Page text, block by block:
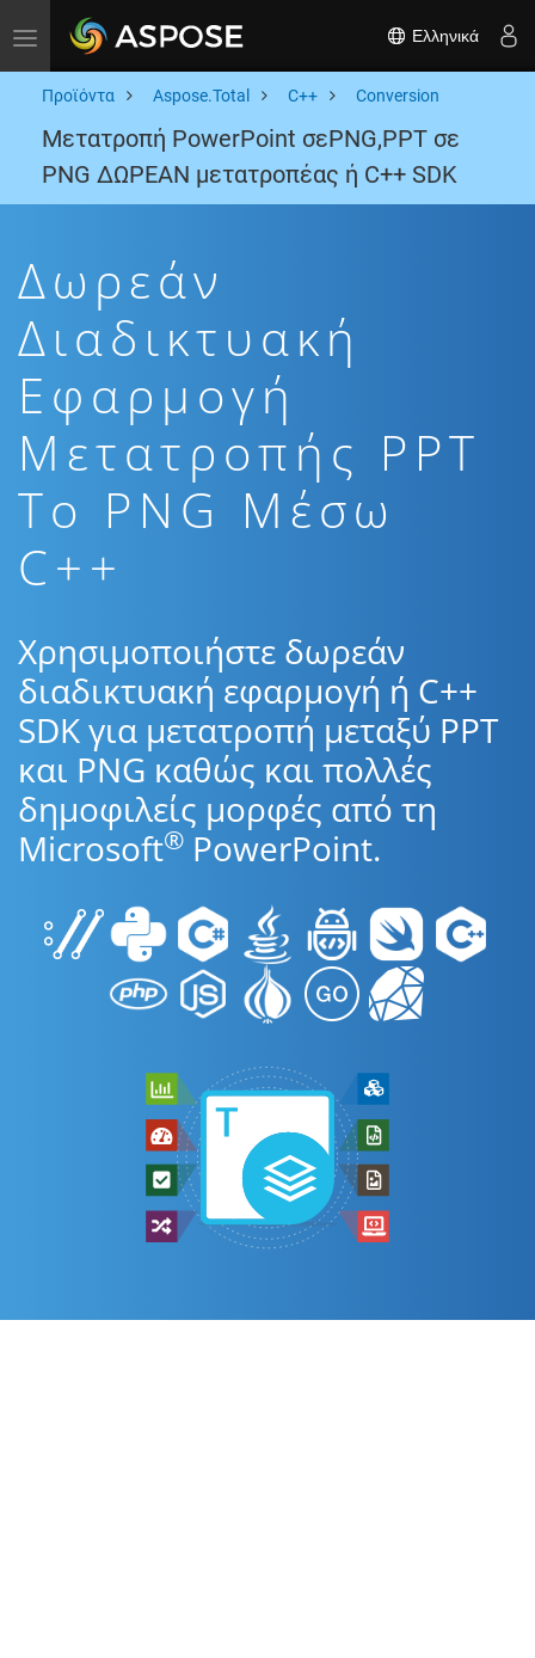
Toggle navigation Ελληνικά
Προϊόντα Aspose.Total C++ Conversion
Μετατροπή PowerPoint σεPNG,PPT σε
PNG ΔΩΡΕΑΝ μετατροπέας ή C++ SDK
Δωρεάν
Διαδικτυακή
Εφαρμογή
Μετατροπής PPT
To PNG Μέσω
C++
Χρησιμοποιήστε δωρεάν
διαδικτυακή εφαρμογή ή C++
SDK για μετατροπή μεταξύ PPT
και PNG καθώς και πολλές
δημοφιλείς μορφές από τη
Microsoft® PowerPoint.